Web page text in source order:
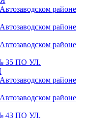
районе
районе
районе
ПО УЛ.
районе
районе
ПО УЛ.